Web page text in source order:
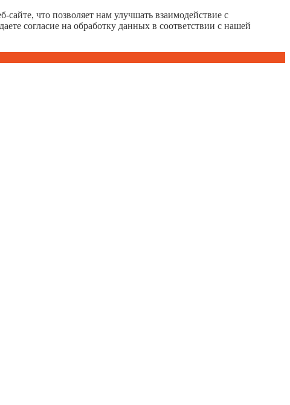
что позволяет нам улучшать взаимодействие с
согласие на обработку данных в соответствии с нашей